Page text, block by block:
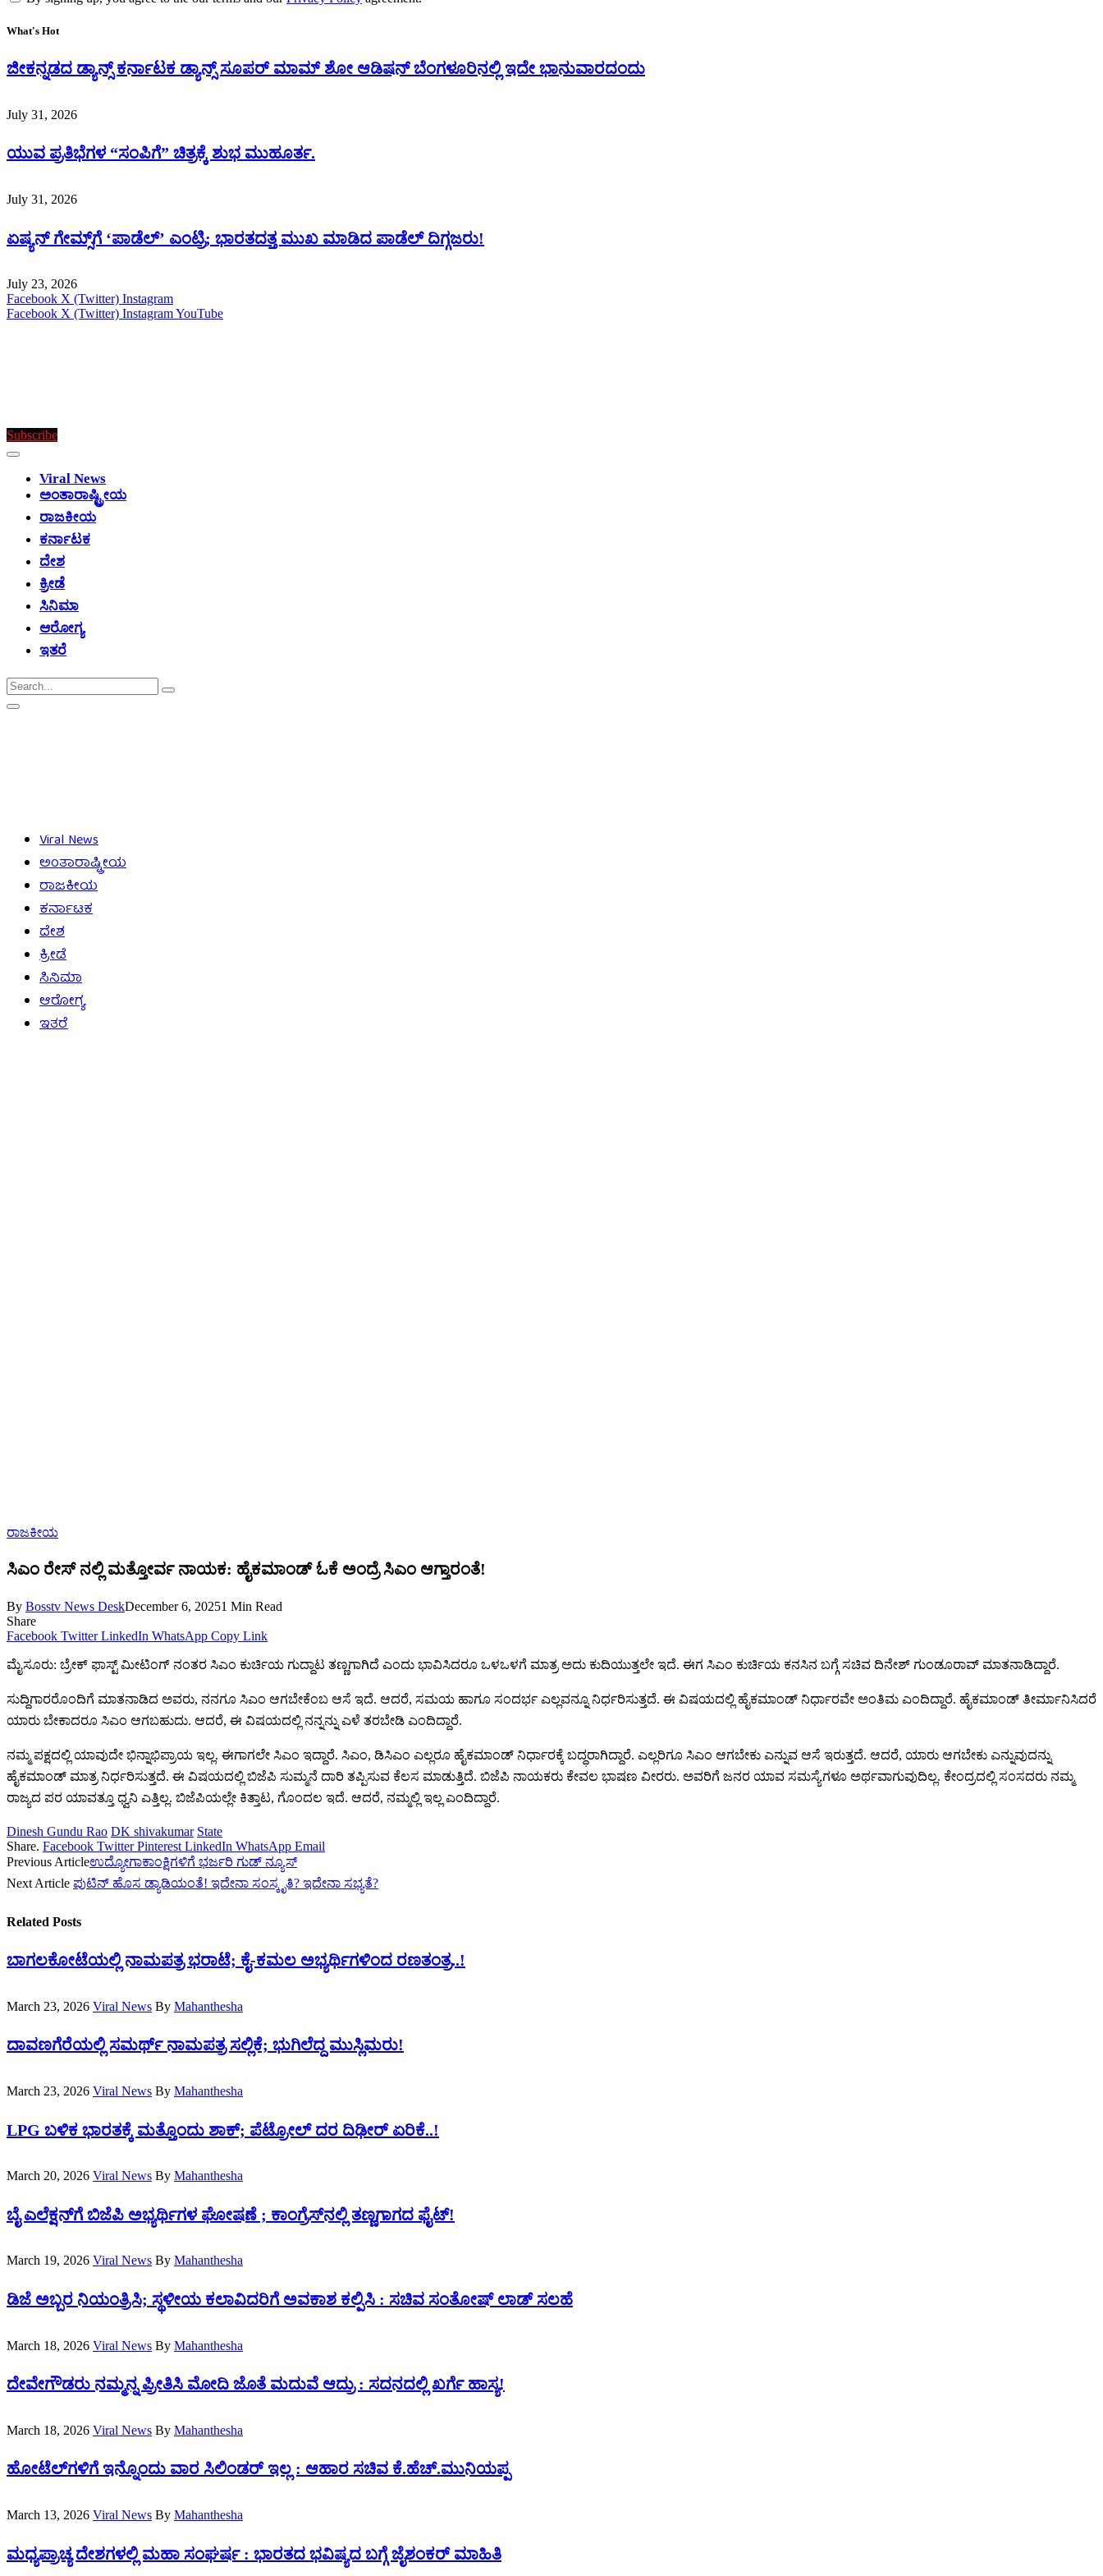
What's Hot
ಜೀಕನ್ನಡದ ಡ್ಯಾನ್ಸ್ ಕರ್ನಾಟಕ ಡ್ಯಾನ್ಸ್ ಸೂಪರ್ ಮಾಮ್ ಶೋ ಆಡಿಷನ್ ಬೆಂಗಳೂರಿನಲ್ಲಿ ಇದೇ ಭಾನುವಾರದಂದು
July 31, 2026
ಯುವ ಪ್ರತಿಭೆಗಳ “ಸಂಪಿಗೆ” ಚಿತ್ರಕ್ಕೆ ಶುಭ ಮುಹೂರ್ತ.
July 31, 2026
ಏಷ್ಯನ್ ಗೇಮ್ಸ್‌ಗೆ ‘ಪಾಡೆಲ್’ ಎಂಟ್ರಿ; ಭಾರತದತ್ತ ಮುಖ ಮಾಡಿದ ಪಾಡೆಲ್ ದಿಗ್ಗಜರು!
July 23, 2026
Facebook X (Twitter) Instagram
Facebook X (Twitter) InstagramYouTube
Subscribe
Viral News
ಅಂತಾರಾಷ್ಟ್ರೀಯ
ರಾಜಕೀಯ
ಕರ್ನಾಟಕ
ದೇಶ
ಕ್ರೀಡೆ
ಸಿನಿಮಾ
ಆರೋಗ್ಯ
ಇತರೆ
Viral News
ಅಂತಾರಾಷ್ಟ್ರೀಯ
ರಾಜಕೀಯ
ಕರ್ನಾಟಕ
ದೇಶ
ಕ್ರೀಡೆ
ಸಿನಿಮಾ
ಆರೋಗ್ಯ
ಇತರೆ
ರಾಜಕೀಯ
ಸಿಎಂ ರೇಸ್ ನಲ್ಲಿ ಮತ್ತೋರ್ವ ನಾಯಕ: ಹೈಕಮಾಂಡ್ ಓಕೆ ಅಂದ್ರೆ ಸಿಎಂ ಆಗ್ತಾರಂತೆ!
By Bosstv News DeskDecember 6, 20251 Min Read
Share
Facebook Twitter LinkedIn WhatsApp Copy Link
ಮೈಸೂರು: ಬ್ರೇಕ್ ಫಾಸ್ಟ್ ಮೀಟಿಂಗ್ ನಂತರ ಸಿಎಂ ಕುರ್ಚಿಯ ಗುದ್ದಾಟ ತಣ್ಣಗಾಗಿದೆ ಎಂದು ಭಾವಿಸಿದರೂ ಒಳಒಳಗೆ ಮಾತ್ರ ಅದು ಕುದಿಯುತ್ತಲೇ ಇದೆ. ಈಗ ಸಿಎಂ ಕುರ್ಚಿಯ ಕನಸಿನ ಬಗ್ಗೆ ಸಚಿವ ದಿನೇಶ್ ಗುಂಡೂರಾವ್ ಮಾತನಾಡಿದ್ದಾರೆ.
ಸುದ್ದಿಗಾರರೊಂದಿಗೆ ಮಾತನಾಡಿದ ಅವರು, ನನಗೂ ಸಿಎಂ ಆಗಬೇಕೆಂಬ ಆಸೆ ಇದೆ. ಆದರೆ, ಸಮಯ ಹಾಗೂ ಸಂದರ್ಭ ಎಲ್ಲವನ್ನೂ ನಿರ್ಧರಿಸುತ್ತದೆ. ಈ ವಿಷಯದಲ್ಲಿ ಹೈಕಮಾಂಡ್ ನಿರ್ಧಾರವೇ ಅಂತಿಮ ಎಂದಿದ್ದಾರೆ. ಹೈಕಮಾಂಡ್ ತೀರ್ಮಾನಿಸಿದರೆ
ಯಾರು ಬೇಕಾದರೂ ಸಿಎಂ ಆಗಬಹುದು. ಆದರೆ, ಈ ವಿಷಯದಲ್ಲಿ ನನ್ನನ್ನು ಎಳೆ ತರಬೇಡಿ ಎಂದಿದ್ದಾರೆ.
ನಮ್ಮ ಪಕ್ಷದಲ್ಲಿ ಯಾವುದೇ ಭಿನ್ನಾಭಿಪ್ರಾಯ ಇಲ್ಲ. ಈಗಾಗಲೇ ಸಿಎಂ ಇದ್ದಾರೆ. ಸಿಎಂ, ಡಿಸಿಎಂ ಎಲ್ಲರೂ ಹೈಕಮಾಂಡ್ ನಿರ್ಧಾರಕ್ಕೆ ಬದ್ಧರಾಗಿದ್ದಾರೆ. ಎಲ್ಲರಿಗೂ ಸಿಎಂ ಆಗಬೇಕು ಎನ್ನುವ ಆಸೆ ಇರುತ್ತದೆ. ಆದರೆ, ಯಾರು ಆಗಬೇಕು ಎನ್ನುವುದನ್ನು
ಹೈಕಮಾಂಡ್ ಮಾತ್ರ ನಿರ್ಧರಿಸುತ್ತದೆ. ಈ ವಿಷಯದಲ್ಲಿ ಬಿಜೆಪಿ ಸುಮ್ಮನೆ ದಾರಿ ತಪ್ಪಿಸುವ ಕೆಲಸ ಮಾಡುತ್ತಿದೆ. ಬಿಜೆಪಿ ನಾಯಕರು ಕೇವಲ ಭಾಷಣ ವೀರರು. ಅವರಿಗೆ ಜನರ ಯಾವ ಸಮಸ್ಯೆಗಳೂ ಅರ್ಥವಾಗುವುದಿಲ್ಲ. ಕೇಂದ್ರದಲ್ಲಿ ಸಂಸದರು ನಮ್ಮ
ರಾಜ್ಯದ ಪರ ಯಾವತ್ತೂ ಧ್ವನಿ ಎತ್ತಿಲ್ಲ. ಬಿಜೆಪಿಯಲ್ಲೇ ಕಿತ್ತಾಟ, ಗೊಂದಲ ಇದೆ. ಆದರೆ, ನಮ್ಮಲ್ಲಿ ಇಲ್ಲ ಎಂದಿದ್ದಾರೆ.
Dinesh Gundu Rao DK shivakumar State
Share. Facebook Twitter Pinterest LinkedIn WhatsApp Email
Previous Articleಉದ್ಯೋಗಾಕಾಂಕ್ಷಿಗಳಿಗೆ ಭರ್ಜರಿ ಗುಡ್ ನ್ಯೂಸ್
Next Article ಪುಟಿನ್ ಹೊಸ ಡ್ಯಾಡಿಯಂತೆ! ಇದೇನಾ ಸಂಸ್ಕೃತಿ? ಇದೇನಾ ಸಭ್ಯತೆ?
Related Posts
ಬಾಗಲಕೋಟೆಯಲ್ಲಿ ನಾಮಪತ್ರ ಭರಾಟೆ; ಕೈ-ಕಮಲ ಅಭ್ಯರ್ಥಿಗಳಿಂದ ರಣತಂತ್ರ..!
March 23, 2026 Viral News By Mahanthesha
ದಾವಣಗೆರೆಯಲ್ಲಿ ಸಮರ್ಥ್‌ ನಾಮಪತ್ರ ಸಲ್ಲಿಕೆ; ಭುಗಿಲೆದ್ದ ಮುಸ್ಲಿಮರು!
March 23, 2026 Viral News By Mahanthesha
LPG ಬಳಿಕ ಭಾರತಕ್ಕೆ ಮತ್ತೊಂದು ಶಾಕ್‌; ಪೆಟ್ರೋಲ್ ದರ ದಿಢೀರ್‌ ಏರಿಕೆ..!
March 20, 2026 Viral News By Mahanthesha
ಬೈ ಎಲೆಕ್ಷನ್‌ಗೆ ಬಿಜೆಪಿ ಅಭ್ಯರ್ಥಿಗಳ ಘೋಷಣೆ ;‌ ಕಾಂಗ್ರೆಸ್‌ನಲ್ಲಿ ತಣ್ಣಗಾಗದ ಫೈಟ್‌!
March 19, 2026 Viral News By Mahanthesha
ಡಿಜೆ ಅಬ್ಬರ ನಿಯಂತ್ರಿಸಿ; ಸ್ಥಳೀಯ ಕಲಾವಿದರಿಗೆ ಅವಕಾಶ ಕಲ್ಪಿಸಿ : ಸಚಿವ ಸಂತೋಷ್‌ ಲಾಡ್‌ ಸಲಹೆ
March 18, 2026 Viral News By Mahanthesha
ದೇವೇಗೌಡರು ನಮ್ಮನ್ನ ಪ್ರೀತಿಸಿ ಮೋದಿ ಜೊತೆ ಮದುವೆ ಆದ್ರು : ಸದನದಲ್ಲಿ ಖರ್ಗೆ ಹಾಸ್ಯ!
March 18, 2026 Viral News By Mahanthesha
ಹೋಟೆಲ್‌ಗಳಿಗೆ ಇನ್ನೊಂದು ವಾರ ಸಿಲಿಂಡರ್ ಇಲ್ಲ : ಆಹಾರ ಸಚಿವ ಕೆ.ಹೆಚ್‌.ಮುನಿಯಪ್ಪ
March 13, 2026 Viral News By Mahanthesha
ಮಧ್ಯಪ್ರಾಚ್ಯ ದೇಶಗಳಲ್ಲಿ ಮಹಾ ಸಂಘರ್ಷ : ಭಾರತದ ಭವಿಷ್ಯದ ಬಗ್ಗೆ ಜೈಶಂಕರ್ ಮಾಹಿತಿ